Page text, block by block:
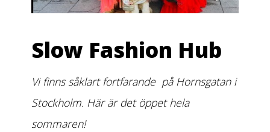
Slow Fashion Hub
Vi finns såklart fortfarande på Hornsgatan i
Stockholm. Här är det öppet hela
sommaren!